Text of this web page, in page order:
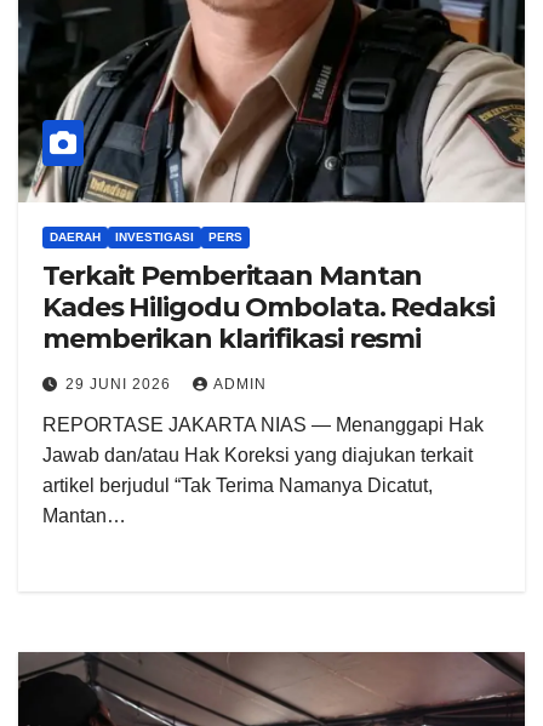
DAERAH INVESTIGASI PERS
Terkait Pemberitaan Mantan
Kades Hiligodu Ombolata. Redaksi
memberikan klarifikasi resmi
29 JUNI 2026 ADMIN
REPORTASE JAKARTA NIAS — Menanggapi Hak
Jawab dan/atau Hak Koreksi yang diajukan terkait
artikel berjudul “Tak Terima Namanya Dicatut,
Mantan…